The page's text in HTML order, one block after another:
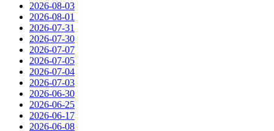
2026-08-03
2026-08-01
2026-07-31
2026-07-30
2026-07-07
2026-07-05
2026-07-04
2026-07-03
2026-06-30
2026-06-25
2026-06-17
2026-06-08